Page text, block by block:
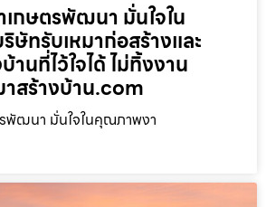
เกษตรพัฒนา มั่นใจใน
ทรับเหมาก่อสร้างและ
นที่ไว้ใจได้ ไม่ทิ้งงาน
สร้างบ้าน.com
รพัฒนา มั่นใจในคุณภาพงา